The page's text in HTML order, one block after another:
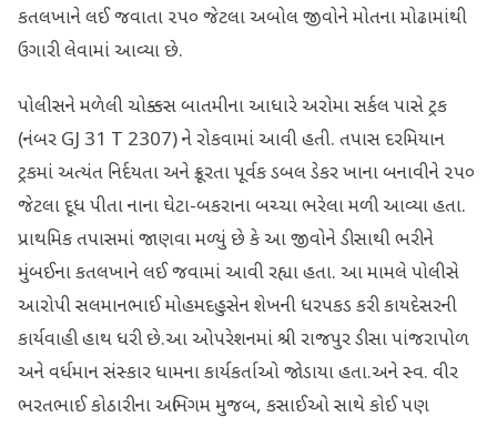
કતલખાને લઈ જવાતા ૨૫૦ જેટલા અબોલ જીવોને મોતના મોઢામાંથી
ઉગારી લેવામાં આવ્યા છે.
પોલીસને મળેલી ચોક્કસ બાતમીના આધારે અરોમા સર્કલ પાસે ટ્રક
(નંબર GJ 31 T 2307) ને રોકવામાં આવી હતી. તપાસ દરમિયાન
ટ્રકમાં અત્યંત નિર્દયતા અને ક્રૂરતા પૂર્વક ડબલ ડેકર ખાના બનાવીને ૨૫૦
જેટલા દૂધ પીતા નાના ઘેટા-બકરાના બચ્ચા ભરેલા મળી આવ્યા હતા.
પ્રાથમિક તપાસમાં જાણવા મળ્યું છે કે આ જીવોને ડીસાથી ભરીને
મુંબઈના કતલખાને લઈ જવામાં આવી રહ્યા હતા. આ મામલે પોલીસે
આરોપી સલમાનભાઈ મોહમદહુસેન શેખની ધરપકડ કરી કાયદેસરની
કાર્યવાહી હાથ ધરી છે.​આ ઓપરેશનમાં શ્રી રાજપુર ડીસા પાંજરાપોળ
અને વર્ધમાન સંસ્કાર ધામના કાર્યકર્તાઓ જોડાયા હતા.અને સ્વ. વીર
ભરતભાઈ કોઠારીના અભિગમ મુજબ, કસાઈઓ સાથે કોઈ પણ